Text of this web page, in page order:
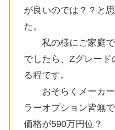
が良いのでは？？と
た。
私の様にご家庭で
でしたら、Zグレー
る程です。
おそらくメーカー
ラーオプション皆無
価格が590万円位？